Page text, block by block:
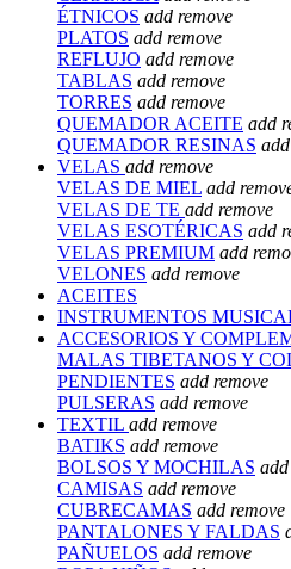
ÉTNICOS add remove
PLATOS add remove
REFLUJO add remove
TABLAS add remove
TORRES add remove
QUEMADOR ACEITE add
QUEMADOR RESINAS add
VELAS add remove
VELAS DE MIEL add
VELAS DE TE add remove
VELAS ESOTÉRICAS add
VELAS PREMIUM add
VELONES add remove
ACEITES
INSTRUMENTOS
ACCESORIOS Y
MALAS TIBETANOS Y
PENDIENTES add remove
PULSERAS add remove
TEXTIL add remove
BATIKS add remove
BOLSOS Y MOCHILAS add
CAMISAS add remove
CUBRECAMAS add remove
PANTALONES Y FALDAS
PAÑUELOS add remove